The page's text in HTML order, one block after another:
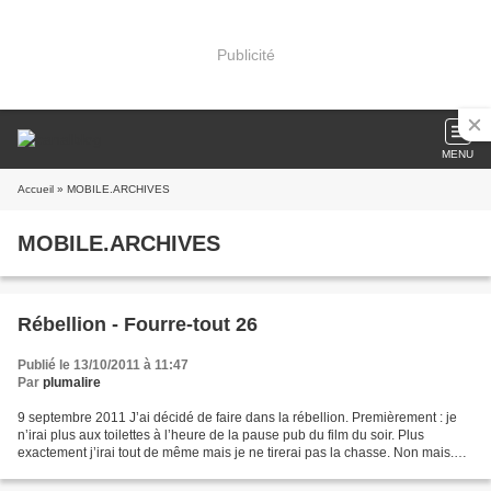
Publicité
MENU
Accueil » MOBILE.ARCHIVES
MOBILE.ARCHIVES
Rébellion - Fourre-tout 26
Publié le 13/10/2011 à 11:47
Par plumalire
9 septembre 2011 J’ai décidé de faire dans la rébellion. Premièrement : je
n’irai plus aux toilettes à l’heure de la pause pub du film du soir. Plus
exactement j’irai tout de même mais je ne tirerai pas la chasse. Non mais.